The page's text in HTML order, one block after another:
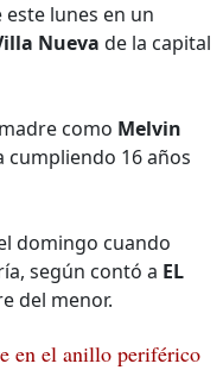
persona es
muerta
"En
lunes en un
Nueva de la capital
como Melvin
cumpliendo 16 años
domingo cuando
según contó a EL
del menor.
en el anillo periférico